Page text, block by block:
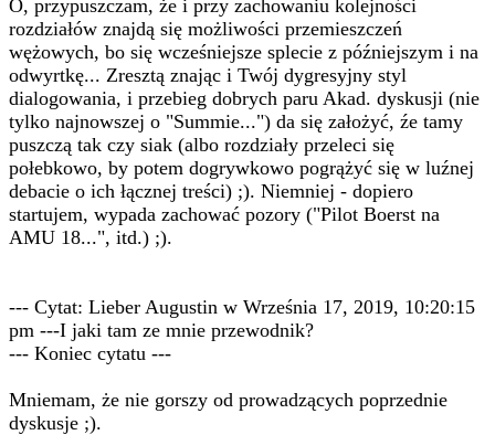
O, przypuszczam, że i przy zachowaniu kolejności
rozdziałów znajdą się możliwości przemieszczeń
wężowych, bo się wcześniejsze splecie z późniejszym i na
odwyrtkę... Zresztą znając i Twój dygresyjny styl
dialogowania, i przebieg dobrych paru Akad. dyskusji (nie
tylko najnowszej o "Summie...") da się założyć, źe tamy
puszczą tak czy siak (albo rozdziały przeleci się
połebkowo, by potem dogrywkowo pogrążyć się w luźnej
debacie o ich łącznej treści) ;). Niemniej - dopiero
startujem, wypada zachować pozory ("Pilot Boerst na
AMU 18...", itd.) ;).
--- Cytat: Lieber Augustin w Września 17, 2019, 10:20:15
pm ---I jaki tam ze mnie przewodnik?
--- Koniec cytatu ---
Mniemam, że nie gorszy od prowadzących poprzednie
dyskusje ;).